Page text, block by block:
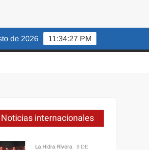
11:34:28 PM
de 2026
Noticias internacionales
La Hidra Rivera
8 DE